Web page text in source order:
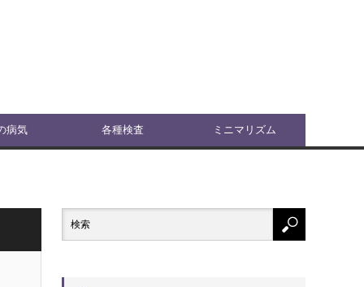
病気 各種検査 ミニマリズム